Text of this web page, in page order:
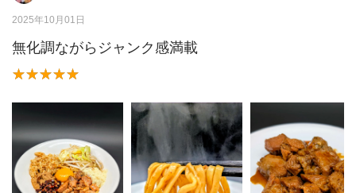
2025年10月01日
無化調ながらジャンク感満載